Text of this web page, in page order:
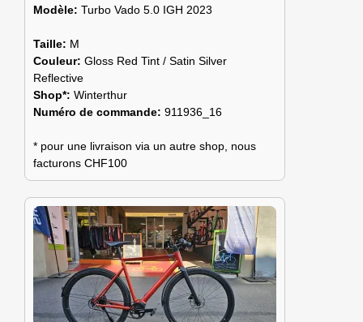
Modèle: Turbo Vado 5.0 IGH 2023
Taille: M
Couleur: Gloss Red Tint / Satin Silver
Reflective
Shop*: Winterthur
Numéro de commande: 911936_16
* pour une livraison via un autre shop, nous
facturons CHF100